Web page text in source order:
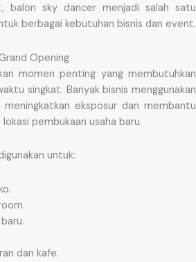
balon sky dancer menjadi salah satu
berbagai kebutuhan bisnis dan event.
Opening
momen penting yang membutuhkan
singkat. Banyak bisnis menggunakan
eksposur dan membantu
pembukaan usaha baru.
untuk:
dan kafe.